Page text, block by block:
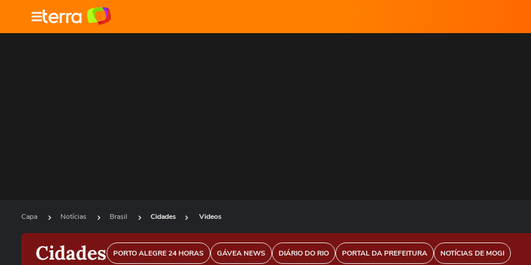
Capa Notícias Brasil Cidades Videos
Cidades PORTO ALEGRE 24 HORAS GÁVEA NEWS DIÁRIO DO RIO PORTAL DA PREFEITURA NOTÍCIAS DE MOGI